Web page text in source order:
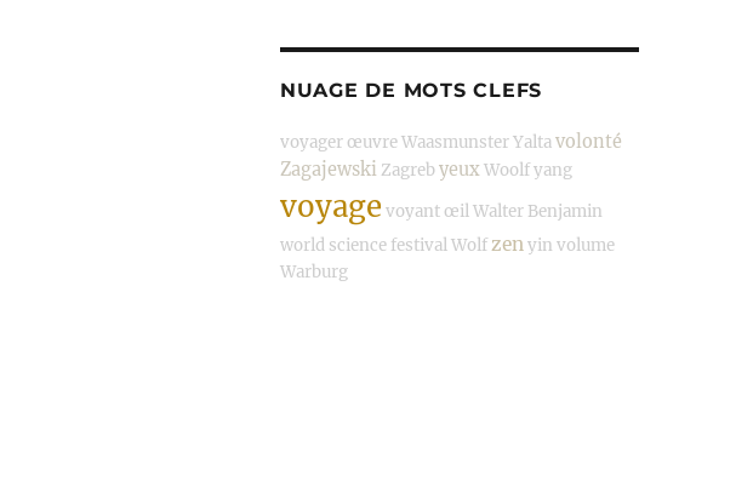
NUAGE DE MOTS CLEFS
voyager œuvreWaasmunsterYaltavolonté
Zagajewski ZagrebyeuxWoolfyang
voyage voyant œilWalter Benjamin
world science festivalWolfzenyin volume
Warburg